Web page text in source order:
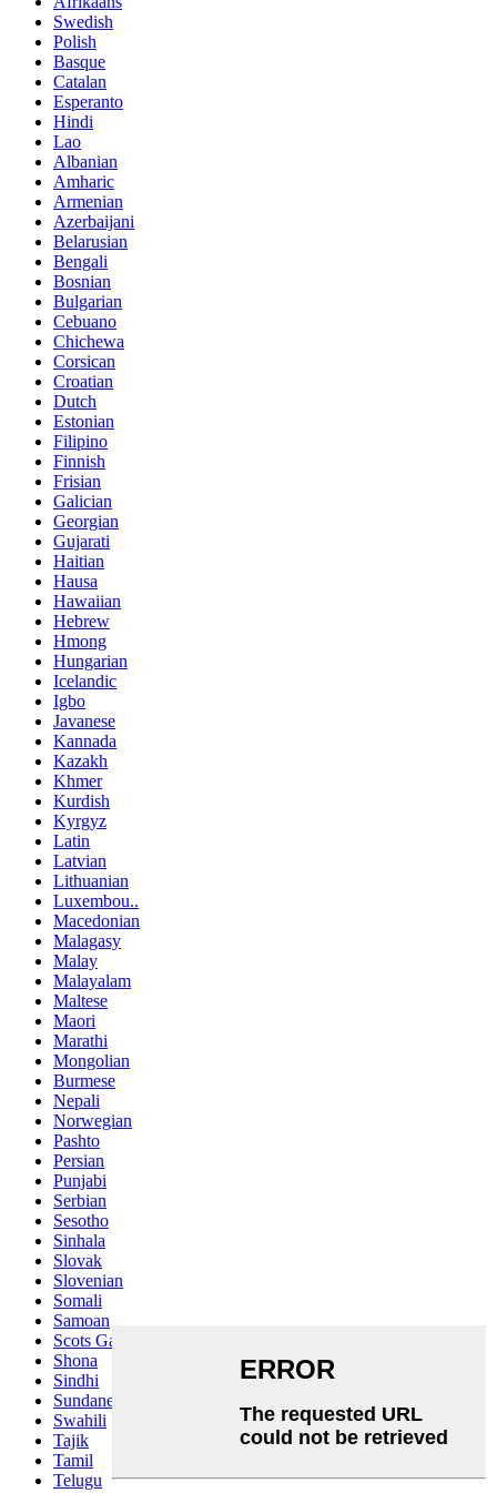
Swedish
Polish
Basque
Catalan
Esperanto
Hindi
Lao
Albanian
Amharic
Armenian
Azerbaijani
Belarusian
Bengali
Bosnian
Bulgarian
Cebuano
Chichewa
Corsican
Croatian
Dutch
Estonian
Filipino
Finnish
Frisian
Galician
Georgian
Gujarati
Haitian
Hausa
Hawaiian
Hebrew
Hmong
Hungarian
Icelandic
Igbo
Javanese
Kannada
Kazakh
Khmer
Kurdish
Kyrgyz
Latin
Latvian
Lithuanian
Luxembou..
Macedonian
Malagasy
Malay
Malayalam
Maltese
Maori
Marathi
Mongolian
Burmese
Nepali
Norwegian
Pashto
Persian
Punjabi
Serbian
Sesotho
Sinhala
Slovak
Slovenian
Somali
Samoan
Scots Gaelic
Shona
Sindhi
Sundanese
Swahili
Tajik
Tamil
Telugu